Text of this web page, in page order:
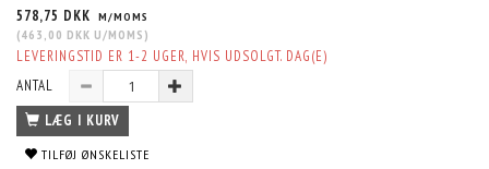
578,75 DKK M/MOMS
(463,00 DKK U/MOMS )
LEVERINGSTID ER 1-2 UGER, HVIS UDSOLGT. DAG(E)
ANTAL
LÆG I KURV
TILFØJ ØNSKELISTE